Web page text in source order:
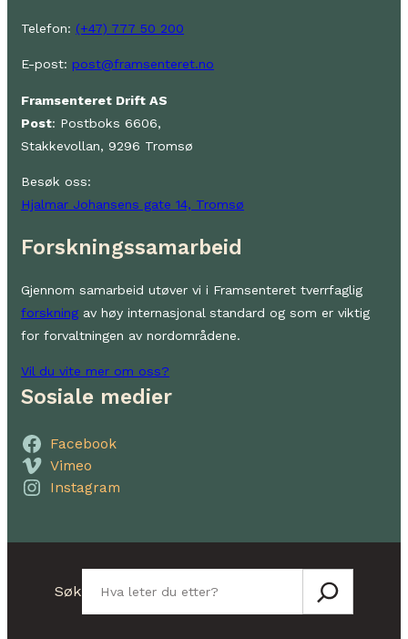
Telefon: (+47) 777 50 200
E-post: post@framsenteret.no
Framsenteret Drift AS
Post: Postboks 6606,
Stakkevollan, 9296 Tromsø
Besøk oss:
Hjalmar Johansens gate 14, Tromsø
Forskningssamarbeid
Gjennom samarbeid utøver vi i Framsenteret tverrfaglig
forskning av høy internasjonal standard og som er viktig
for forvaltningen av nordområdene.
Vil du vite mer om oss?
Sosiale medier
Facebook
Vimeo
Instagram
Søk